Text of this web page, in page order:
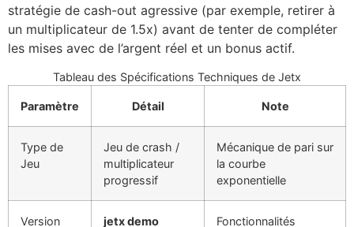
stratégie de cash-out agressive (par exemple, retirer à
un multiplicateur de 1.5x) avant de tenter de compléter
les mises avec de l’argent réel et un bonus actif.
Tableau des Spécifications Techniques de Jetx
Paramètre Détail Note
Type de
Jeu
Jeu de crash /
multiplicateur
progressif
Mécanique de pari sur
la courbe
exponentielle
Version
jetx demo
Fonctionnalités